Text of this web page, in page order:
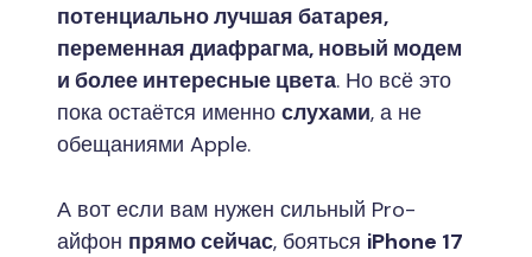
потенциально лучшая батарея,
переменная диафрагма, новый модем
и более интересные цвета. Но всё это
пока остаётся именно слухами, а не
обещаниями Apple.
А вот если вам нужен сильный Pro-
айфон прямо сейчас, бояться iPhone 17